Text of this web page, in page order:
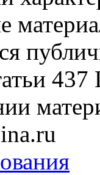
437